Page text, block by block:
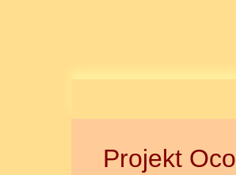
Projekt